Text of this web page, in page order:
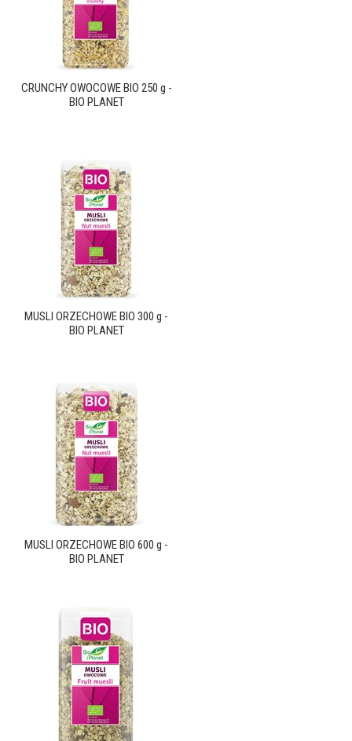
CRUNCHY OWOCOWE BIO 250 g -
BIO PLANET
MUSLI ORZECHOWE BIO 300 g -
BIO PLANET
MUSLI ORZECHOWE BIO 600 g -
BIO PLANET